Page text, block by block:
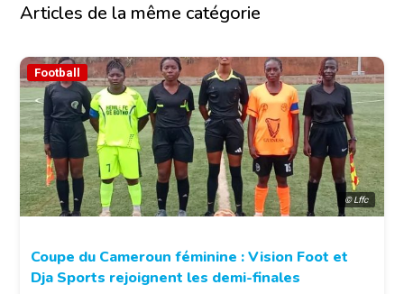
Articles de la même catégorie
© Lffc
Football
Coupe du Cameroun féminine : Vision Foot et
Dja Sports rejoignent les demi-finales